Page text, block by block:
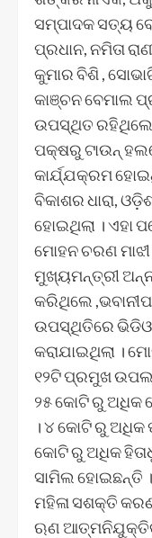
ସମ୍ପାଦକ ସତ୍ୟ
ପ୍ରଧାନ, ନମିତା
କୁମାର ବିଶି ,
କାଞ୍ଚନ ବେମାଲ
ଉପସ୍ଥିତ ରହିଥିଲେ
ପକ୍ଷରୁ ଟାଉନ୍
କାର୍ଯ୍ଯକ୍ରମ
ବିକାଶର ଧାରା,
ହୋଇଥିଲା । ଏହା
ମୋହନ ଚରଣ
ମୁଖ୍ୟମନ୍ତ୍ରୀ
କରିଥିଲେ
ଉପସ୍ଥିତିରେ ଭିଡିଓ
କରାଯାଇଥିଲା ।
୧୨ଟି ପ୍ରମୁଖ
୨୫ କୋଟି ରୁ ଅଧିକ
। ୪ କୋଟି ରୁ ଅଧିକ
କୋଟି ରୁ ଅଧିକ
ସାମିଲ ହୋଇଛନ୍ତି
ମହିଳା ସଶକ୍ତି
ଋଣ